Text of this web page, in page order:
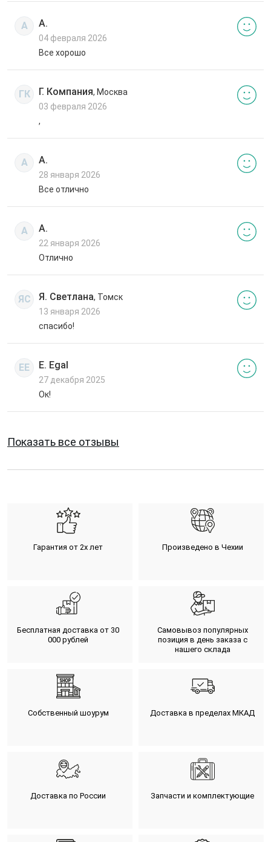
А А.
04 февраля 2026
Все хорошо
ГК Г. Компания, Москва
03 февраля 2026
,
А А.
28 января 2026
Все отлично
А А.
22 января 2026
Отлично
ЯС Я. Светлана, Томск
13 января 2026
спасибо!
EE E. Egal
27 декабря 2025
Ок!
Показать все отзывы
Гарантия от 2х лет Произведено в Чехии
Бесплатная доставка от 30
000 рублей
Самовывоз популярных
позиция в день заказа с
нашего склада
Собственный шоурум Доставка в пределах МКАД
Доставка по России Запчасти и комплектующие